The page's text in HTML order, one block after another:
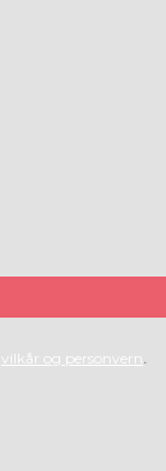
vilkår og personvern